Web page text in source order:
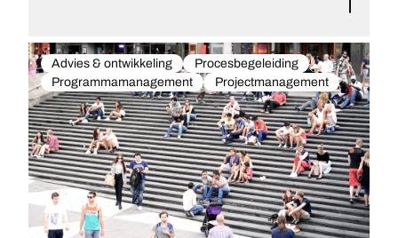
Advies & ontwikkeling
Procesbegeleiding
Programmamanagement
Projectmanagement